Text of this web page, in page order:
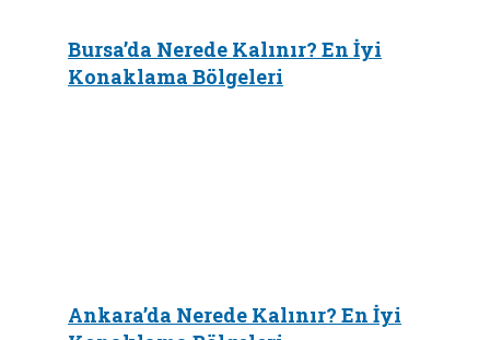
Bursa’da Nerede Kalınır? En İyi
Konaklama Bölgeleri
Ankara’da Nerede Kalınır? En İyi